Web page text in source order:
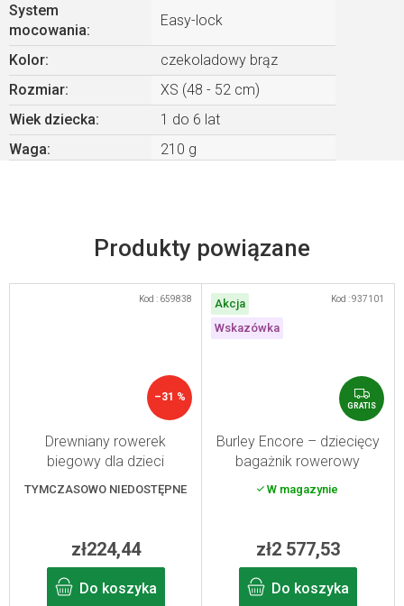
Produkty powiązane
–31 %
Drewniany rowerek
biegowy dla dzieci
TYMCZASOWO NIEDOSTĘPNE
zł224,44
Do koszyka
Kod : 659838
Akcja
Wskazówka
G
R
A
T
I
GRATIS
Burley Encore – dziecięcy
bagażnik rowerowy
W magazynie
zł2 577,53
Do koszyka
Kod :937101
System
mocowania:
Easy-lock
Kolor:
czekoladowy brąz
Rozmiar:
XS (48 - 52 cm)
Wiek dziecka:
1 do 6 lat
Waga: 210 g